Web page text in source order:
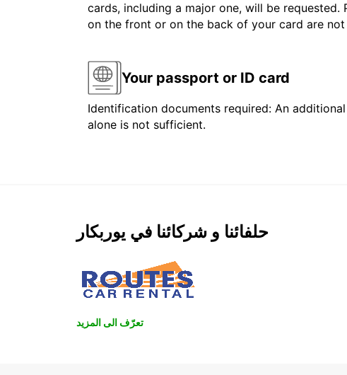
cards, including a major one, will be
on the front or on the back of your card are
Your passport or ID card
Identification documents required: An
alone is not sufficient.
حلفائنا و شركائنا في يوربكار
تعرّف الى المزيد